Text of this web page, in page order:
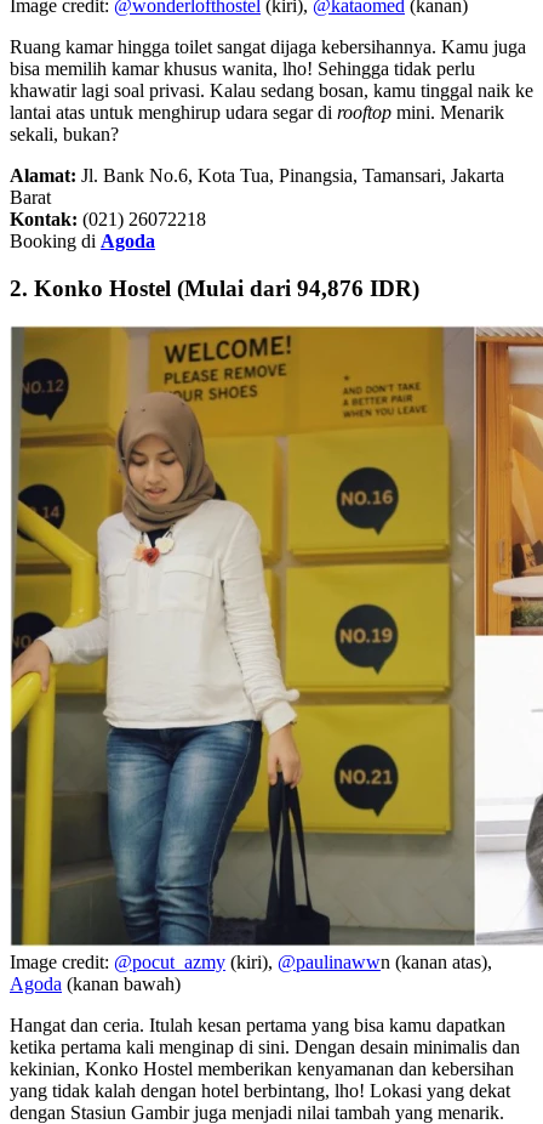
Image credit: @wonderlofthostel (kiri), @kataomed (kanan)
Ruang kamar hingga toilet sangat dijaga kebersihannya. Kamu juga
bisa memilih kamar khusus wanita, lho! Sehingga tidak perlu
khawatir lagi soal privasi. Kalau sedang bosan, kamu tinggal naik ke
lantai atas untuk menghirup udara segar di rooftop mini. Menarik
sekali, bukan?
Alamat: Jl. Bank No.6, Kota Tua, Pinangsia, Tamansari, Jakarta
Barat
Kontak: (021) 26072218
Booking di Agoda
2. Konko Hostel (Mulai dari 94,876 IDR)
Image credit: @pocut_azmy (kiri), @paulinawwn (kanan atas),
Agoda (kanan bawah)
Hangat dan ceria. Itulah kesan pertama yang bisa kamu dapatkan
ketika pertama kali menginap di sini. Dengan desain minimalis dan
kekinian, Konko Hostel memberikan kenyamanan dan kebersihan
yang tidak kalah dengan hotel berbintang, lho! Lokasi yang dekat
dengan Stasiun Gambir juga menjadi nilai tambah yang menarik.